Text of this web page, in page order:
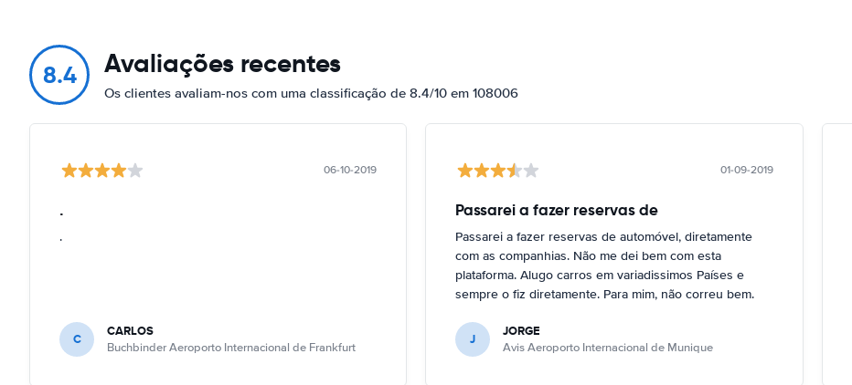
8.4 Avaliações recentes
Os clientes avaliam-nos com uma classificação de 8.4/10 em 108006
06-10-2019
.
.
C CARLOS
Buchbinder Aeroporto Internacional de Frankfurt
01-09-2019
Passarei a fazer reservas de
Passarei a fazer reservas de automóvel, diretamente
com as companhias. Não me dei bem com esta
plataforma. Alugo carros em variadissimos Países e
sempre o fiz diretamente. Para mim, não correu bem.
J JORGE
Avis Aeroporto Internacional de Munique